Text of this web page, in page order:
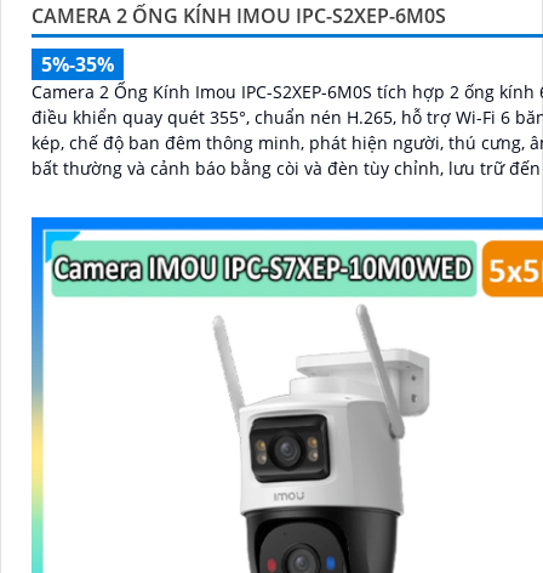
CAMERA 2 ỐNG KÍNH IMOU IPC-S2XEP-6M0S
5%-35%
Camera 2 Ống Kính Imou IPC-S2XEP-6M0S tích hợp 2 ống kính
điều khiển quay quét 355°, chuẩn nén H.265, hỗ trợ Wi-Fi 6
kép, chế độ ban đêm thông minh, phát hiện người, thú cưng,
bất thường và cảnh báo bằng còi và đèn tùy chỉnh, lưu trữ đến